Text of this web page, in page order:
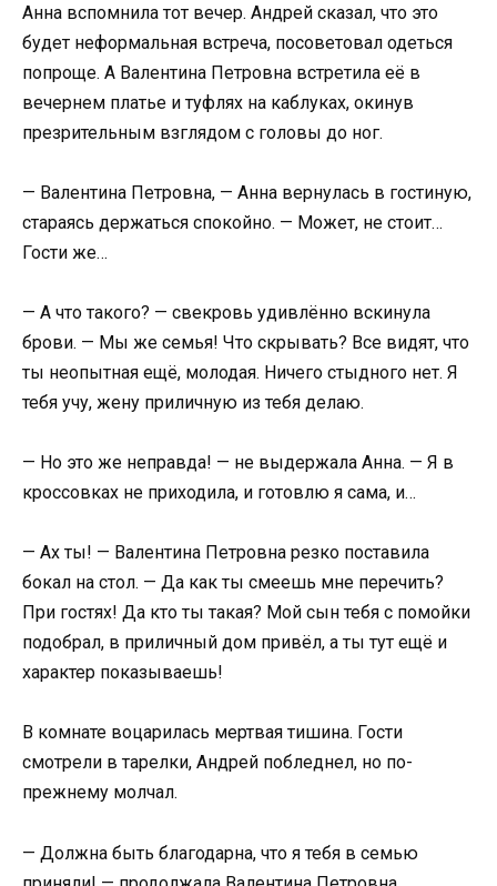
Анна вспомнила тот вечер. Андрей сказал, что это
будет неформальная встреча, посоветовал одеться
попроще. А Валентина Петровна встретила её в
вечернем платье и туфлях на каблуках, окинув
презрительным взглядом с головы до ног.
— Валентина Петровна, — Анна вернулась в гостиную,
стараясь держаться спокойно. — Может, не стоит…
Гости же…
— А что такого? — свекровь удивлённо вскинула
брови. — Мы же семья! Что скрывать? Все видят, что
ты неопытная ещё, молодая. Ничего стыдного нет. Я
тебя учу, жену приличную из тебя делаю.
— Но это же неправда! — не выдержала Анна. — Я в
кроссовках не приходила, и готовлю я сама, и…
— Ах ты! — Валентина Петровна резко поставила
бокал на стол. — Да как ты смеешь мне перечить?
При гостях! Да кто ты такая? Мой сын тебя с помойки
подобрал, в приличный дом привёл, а ты тут ещё и
характер показываешь!
В комнате воцарилась мертвая тишина. Гости
смотрели в тарелки, Андрей побледнел, но по-
прежнему молчал.
— Должна быть благодарна, что я тебя в семью